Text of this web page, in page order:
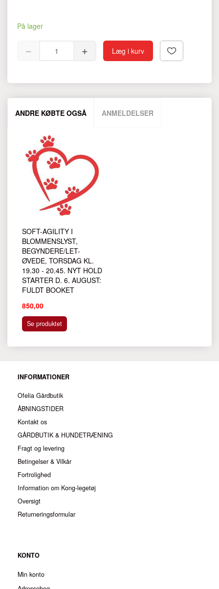
På lager
Læg i kurv
ANDRE KØBTE OGSÅ ANMELDELSER
SOFT-AGILITY I
BLOMMENSLYST,
BEGYNDERE/LET-
ØVEDE, TORSDAG KL.
19.30 - 20.45. NYT HOLD
STARTER D. 6. AUGUST:
FULDT BOOKET
850,00
Se produktet
INFORMATIONER
Ofelia Gårdbutik
ÅBNINGSTIDER
Kontakt os
GÅRDBUTIK & HUNDETRÆNING
Fragt og levering
Betingelser & Vilkår
Fortrolighed
Information om Kong-legetøj
Oversigt
Returneringsformular
KONTO
Min konto